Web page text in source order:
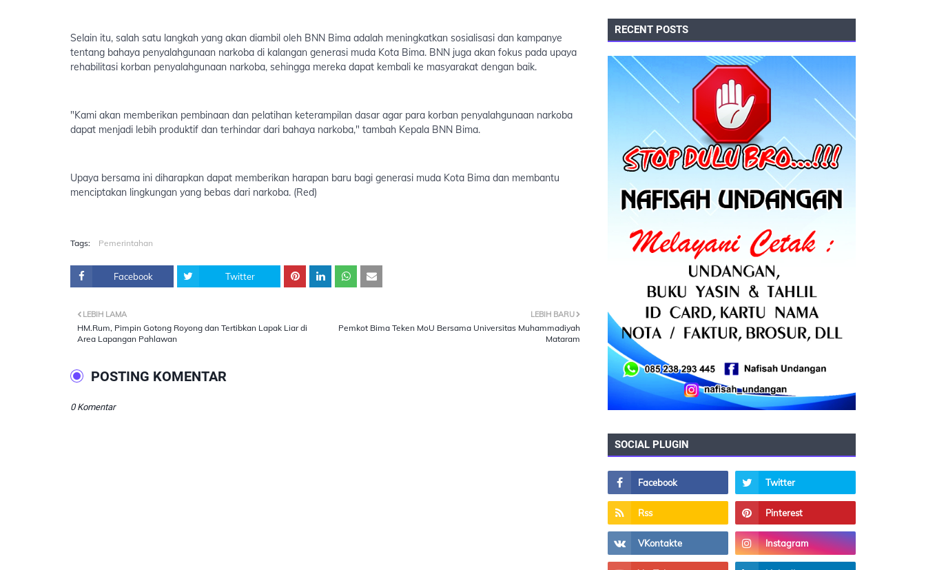
Selain itu, salah satu langkah yang akan diambil oleh BNN Bima adalah meningkatkan sosialisasi dan kampanye
tentang bahaya penyalahgunaan narkoba di kalangan generasi muda Kota Bima. BNN juga akan fokus pada upaya
rehabilitasi korban penyalahgunaan narkoba, sehingga mereka dapat kembali ke masyarakat dengan baik.
"Kami akan memberikan pembinaan dan pelatihan keterampilan dasar agar para korban penyalahgunaan narkoba
dapat menjadi lebih produktif dan terhindar dari bahaya narkoba," tambah Kepala BNN Bima.
Upaya bersama ini diharapkan dapat memberikan harapan baru bagi generasi muda Kota Bima dan membantu
menciptakan lingkungan yang bebas dari narkoba. (Red)
Tags: Pemerintahan
Facebook Twitter
LEBIH BARU
Pemkot Bima Teken MoU Bersama Universitas Muhammadiyah
Mataram
LEBIH LAMA
HM.Rum, Pimpin Gotong Royong dan Tertibkan Lapak Liar di
Area Lapangan Pahlawan
POSTING KOMENTAR
0 Komentar
RECENT POSTS
SOCIAL PLUGIN